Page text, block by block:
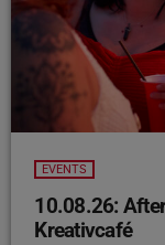
EVENTS
10.08.26:
Kreativcafé